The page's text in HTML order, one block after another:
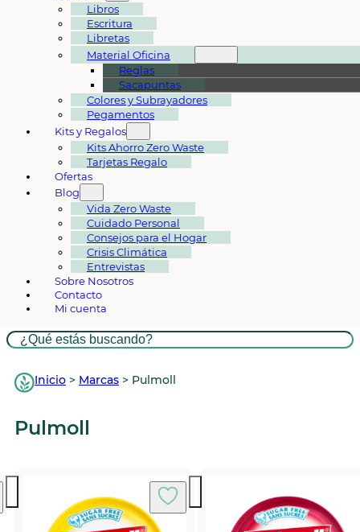
Libros
Escritura
Libretas
Material Oficina
Reglas
Sacapuntas
Colores y Subrayadores
Pegamentos
Kits y Regalos
Kits Ahorro Zero Waste
Tarjetas Regalo
Ofertas
Blog
Vida Zero Waste
Cuidado Personal
Consejos para el Hogar
Crisis Climática
Entrevistas
Sobre Nosotros
Contacto
Mi cuenta
Buscar
Inicio > Marcas > Pulmoll
Pulmoll